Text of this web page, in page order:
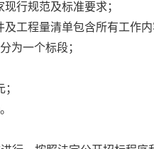
行规范及标准要求；
及工程量清单包含所有工作
为一个标段；